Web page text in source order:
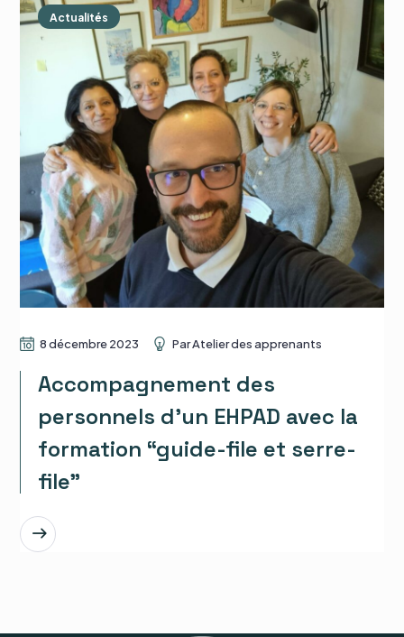
Actualités
8 décembre 2023 ParAtelier des apprenants
Accompagnement des
personnels d’un EHPAD avec la
formation “guide-file et serre-
file”